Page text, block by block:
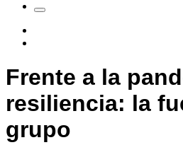
Frente a la
resiliencia: la
grupo